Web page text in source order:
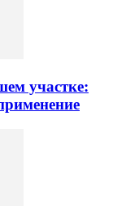
участке: